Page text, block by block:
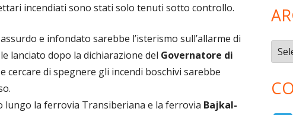
incendiati sono stati solo tenuti sotto controllo.
e infondato sarebbe l’isterismo sull’allarme di
lanciato dopo la dichiarazione del Governatore di
cercare di spegnere gli incendi boschivi sarebbe
lungo la ferrovia Transiberiana e la ferrovia Bajkal-